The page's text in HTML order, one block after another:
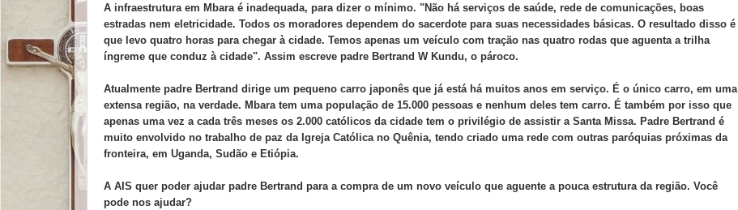
A infraestrutura em Mbara é inadequada, para dizer o mínimo. "Não há serviços de saúde, rede de comunicações, boas
estradas nem eletricidade. Todos os moradores dependem do sacerdote para suas necessidades básicas. O resultado disso é
que levo quatro horas para chegar à cidade. Temos apenas um veículo com tração nas quatro rodas que aguenta a trilha
íngreme que conduz à cidade". Assim escreve padre Bertrand W Kundu, o pároco.
Atualmente padre Bertrand dirige um pequeno carro japonês que já está há muitos anos em serviço. É o único carro, em uma
extensa região, na verdade. Mbara tem uma população de 15.000 pessoas e nenhum deles tem carro. É também por isso que
apenas uma vez a cada três meses os 2.000 católicos da cidade tem o privilégio de assistir a Santa Missa. Padre Bertrand é
muito envolvido no trabalho de paz da Igreja Católica no Quênia, tendo criado uma rede com outras paróquias próximas da
fronteira, em Uganda, Sudão e Etiópia.
A AIS quer poder ajudar padre Bertrand para a compra de um novo veículo que aguente a pouca estrutura da região. Você
pode nos ajudar?